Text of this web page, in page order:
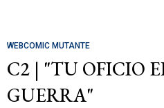
WEBCOMIC MUTANTE
C2 | "TU OFICIO
GUERRA"